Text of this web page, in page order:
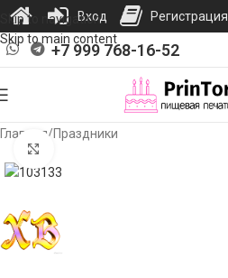
Skip to navigation
Skip to main content
+7 999 768-16-52
Главная/Праздники
Вход Регистрация